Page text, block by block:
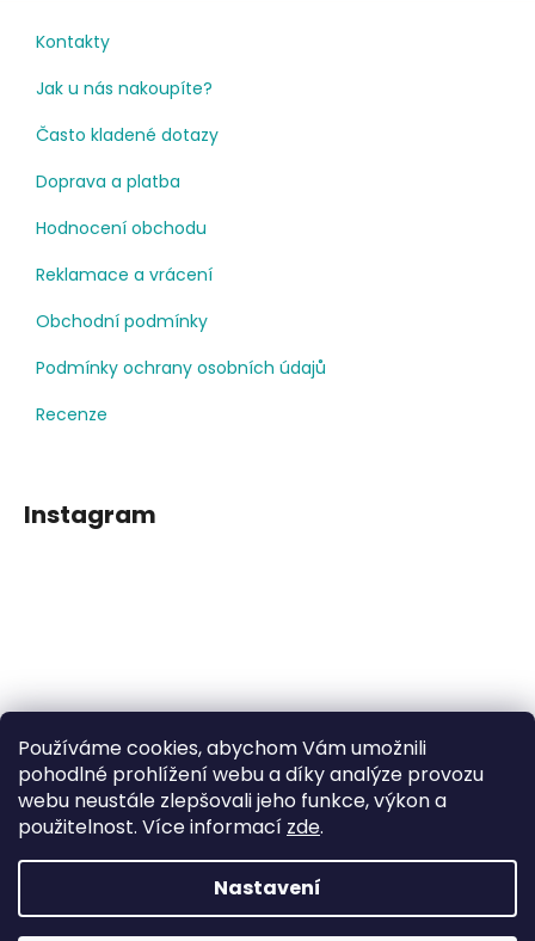
Používáme cookies, abychom Vám umožnili
pohodlné prohlížení webu a díky analýze provozu
webu neustále zlepšovali jeho funkce, výkon a
použitelnost. Více informací zde.
Nastavení
Kontakty
Jak u nás nakoupíte?
Často kladené dotazy
Doprava a platba
Hodnocení obchodu
Reklamace a vrácení
Obchodní podmínky
Podmínky ochrany osobních údajů
Recenze
Instagram
Sledovat na Instagramu
Facebook